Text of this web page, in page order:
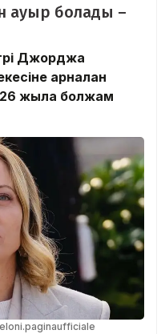
ауыр болады –
Джорджа
арналған
жылға болжам